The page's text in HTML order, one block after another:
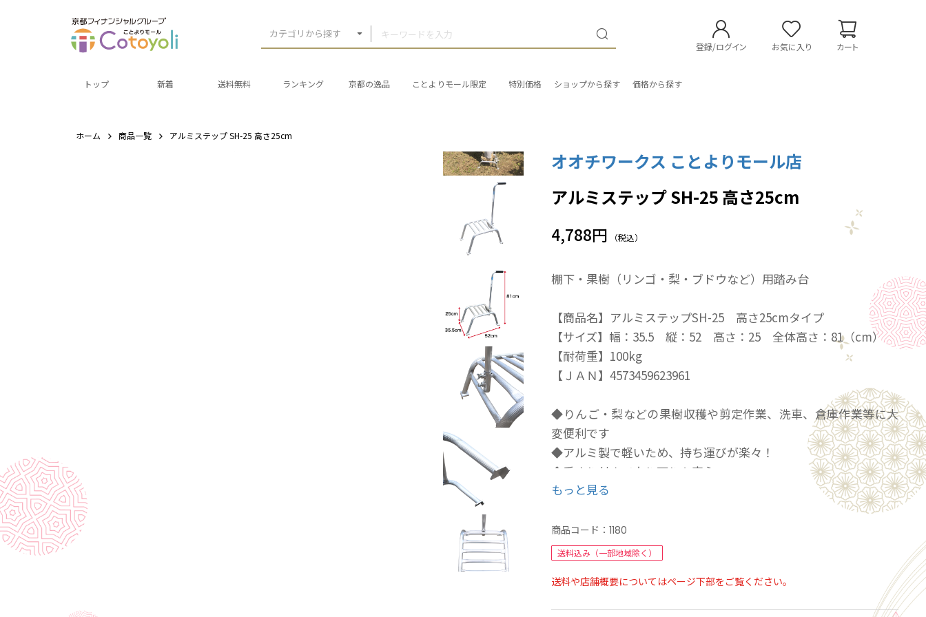
カテゴリから探す
登録/ログイン お気に入り カート
トップ 新着 送料無料 ランキング 京都の逸品 ことよりモール限定 特別価格 ショップから探す 価格から探す
ホーム 商品一覧 アルミステップ SH-25 高さ25cm
オオチワークス ことよりモール店
アルミステップ SH-25 高さ25cm
4,788円 （税込）
棚下・果樹（リンゴ・梨・ブドウなど）用踏み台
【商品名】アルミステップSH-25 高さ25cmタイプ
【サイズ】幅：35.5 縦：52 高さ：25 全体高さ：81（cm）
【耐荷重】100kg
【ＪＡＮ】4573459623961
◆りんご・梨などの果樹収穫や剪定作業、洗車、倉庫作業等に大
変便利です
◆アルミ製で軽いため、持ち運びが楽々！
◆手すり付きで上り下りも安心
もっと見る
商品コード：1180
送料込み（一部地域除く）
送料や店舗概要についてはページ下部をご覧ください。